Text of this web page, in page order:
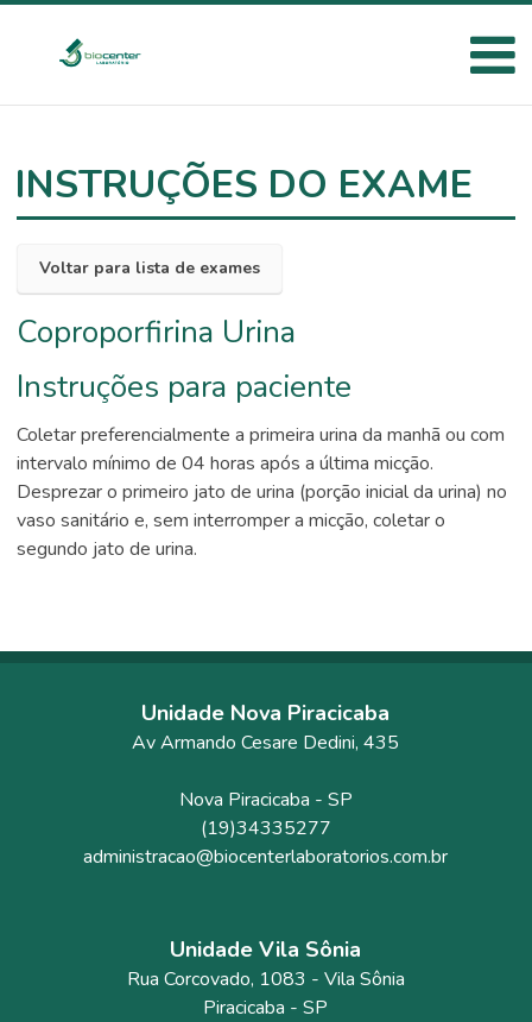
INSTRUÇÕES DO EXAME
Voltar para lista de exames
Coproporfirina Urina
Instruções para paciente
Coletar preferencialmente a primeira urina da manhã ou com
intervalo mínimo de 04 horas após a última micção.
Desprezar o primeiro jato de urina (porção inicial da urina) no
vaso sanitário e, sem interromper a micção, coletar o
segundo jato de urina.
Unidade Nova Piracicaba
Av Armando Cesare Dedini, 435
Nova Piracicaba - SP
(19)34335277
administracao@biocenterlaboratorios.com.br
Unidade Vila Sônia
Rua Corcovado, 1083 - Vila Sônia
Piracicaba -SP